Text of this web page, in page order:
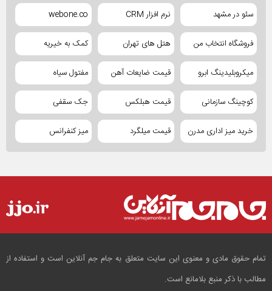
سئو در مشهد نرم افزار CRM webone.co
فروشگاه انتخاب من هتل های تهران کمک به خیریه
میکروبلیدینگ ابرو قیمت ضایعات آهن مفتول سیاه
کوچینگ سازمانی قیمت هبلکس جک سقفی
خرید میز اداری مدرن قیمت میلگرد میز کنفرانس
تمام حقوق مادی و معنوی این سایت متعلق به جام جم آنلاین است و استفاده از
مطالب با ذکر منبع بلامانع است.